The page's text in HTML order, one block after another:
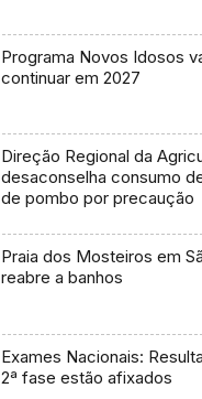
Programa Novos Idosos
continuar em 2027
Direção Regional da
desaconselha consumo
de pombo por precaução
Praia dos Mosteiros em
reabre a banhos
Exames Nacionais:
2ª fase estão afixados